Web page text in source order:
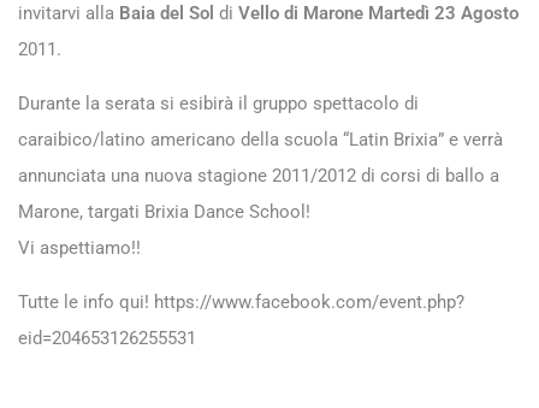
invitarvi alla Baia del Sol di Vello di Marone Martedì 23 Agosto
2011.
Durante la serata si esibirà il gruppo spettacolo di
caraibico/latino americano della scuola “Latin Brixia” e verrà
annunciata una nuova stagione 2011/2012 di corsi di ballo a
Marone, targati Brixia Dance School!
Vi aspettiamo!!
Tutte le info qui! https://www.facebook.com/event.php?
eid=204653126255531